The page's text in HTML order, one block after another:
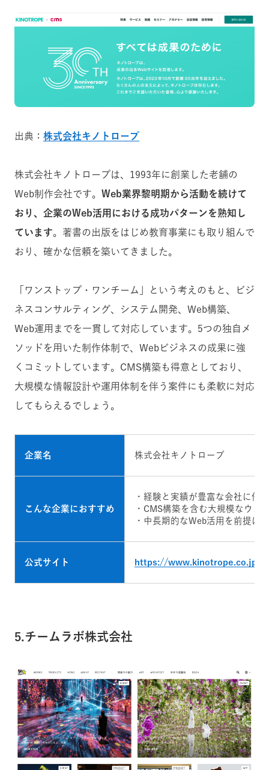
出典： 株式会社キノトロープ
株式会社キノトロープは、1993年に創業した老舗の
Web制作会社です。 Web業界黎明期から活動を続けて
おり、企業のWeb活用における成功パターンを熟知し
ています。著書の出版をはじめ教育事業にも取り組んで
おり、確かな信頼を築いてきました。
「ワンストップ・ワンチーム」という考えのもと、ビジ
ネスコンサルティング、システム開発、Web構築、
Web運用までを一貫して対応しています。5つの独自メ
ソッドを用いた制作体制で、Webビジネスの成果に強
くコミットしています。CMS構築も得意としており、
大規模な情報設計や運用体制を伴う案件にも柔軟に対応
してもらえるでしょう。
企業名 株式会社キノトロープ
こんな企業におすすめ
・経験と実績が豊富な会社に任
・CMS構築を含む大規模なウェ
・中長期的なWeb活用を前提に
公式サイト https://www.kinotrope.co.jp/
5.チームラボ株式会社